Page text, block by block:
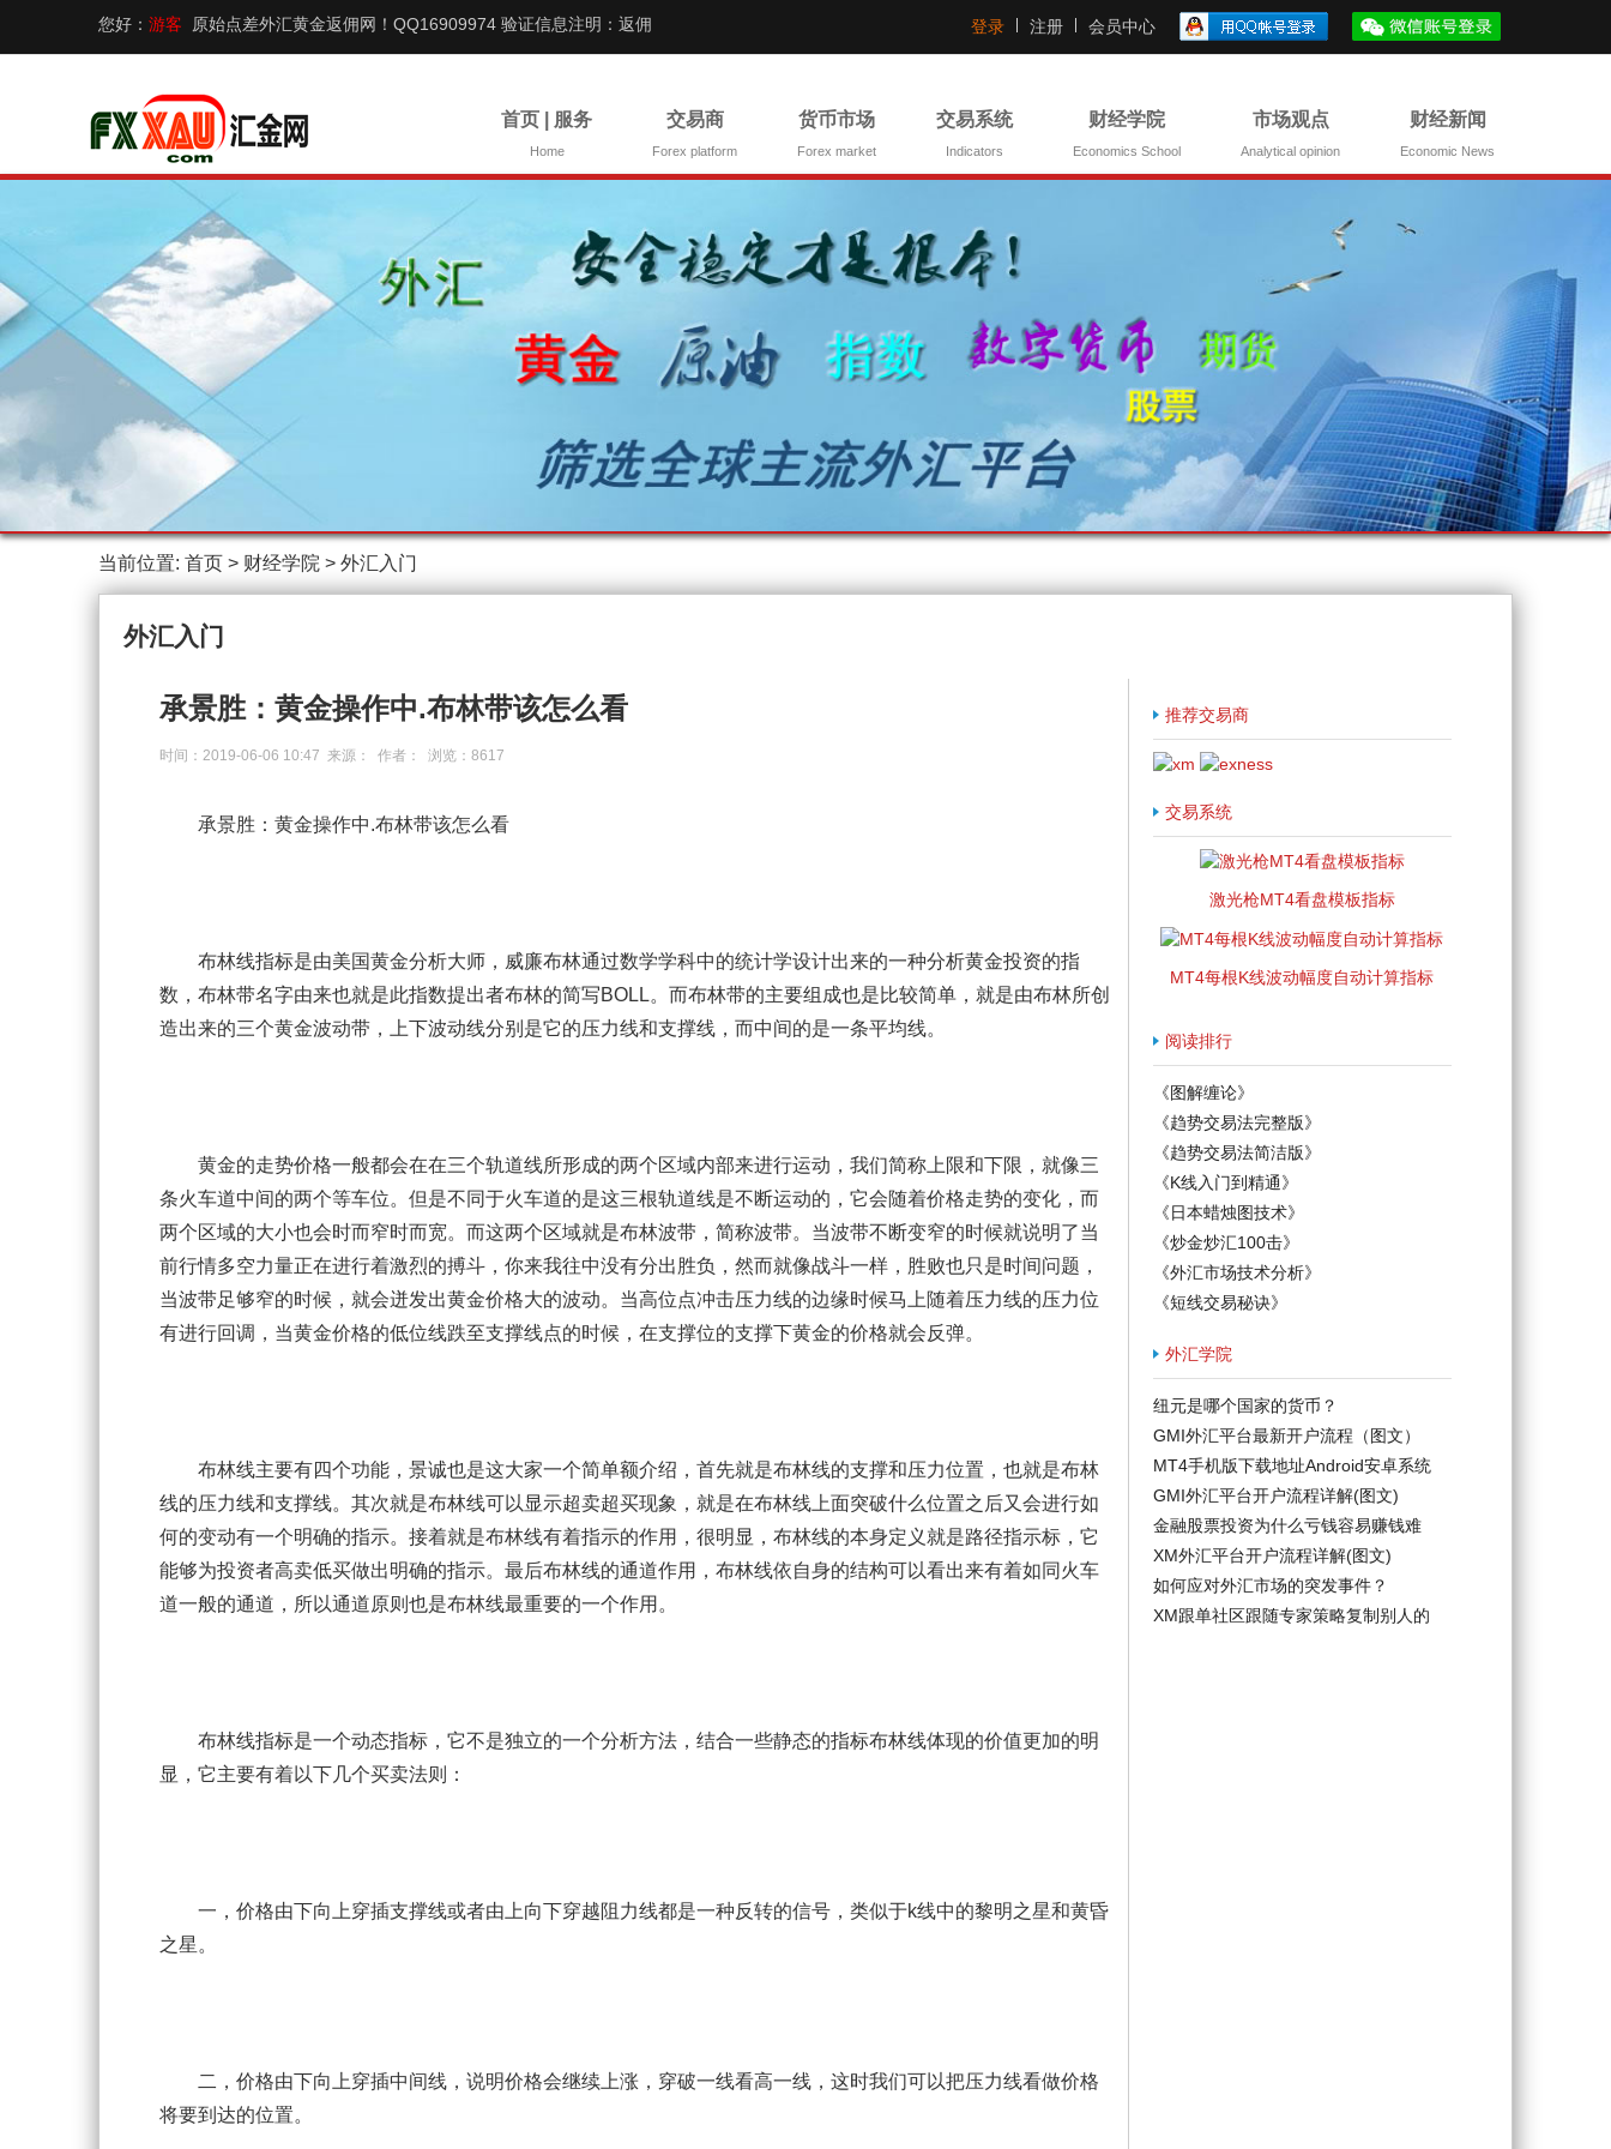
您好： 游客 原始点差外汇黄金返佣网！QQ16909974 验证信息注明：返佣 登录 注册 会员中心
首页 | 服务
Home
交易商
Forex platform
货币市场
Forex market
交易系统
Indicators
财经学院
Economics School
市场观点
Analytical opinion
财经新闻
Economic News
当前位置: 首页 > 财经学院 > 外汇入门
外汇入门
承景胜：黄金操作中.布林带该怎么看
时间：2019-06-06 10:47 来源： 作者： 浏览：8617
承景胜：黄金操作中.布林带该怎么看
布林线指标是由美国黄金分析大师，威廉布林通过数学学科中的统计学设计出来的一种分析黄金投资的指
数，布林带名字由来也就是此指数提出者布林的简写BOLL。而布林带的主要组成也是比较简单，就是由布林所创
造出来的三个黄金波动带，上下波动线分别是它的压力线和支撑线，而中间的是一条平均线。
黄金的走势价格一般都会在在三个轨道线所形成的两个区域内部来进行运动，我们简称上限和下限，就像三
条火车道中间的两个等车位。但是不同于火车道的是这三根轨道线是不断运动的，它会随着价格走势的变化，而
两个区域的大小也会时而窄时而宽。而这两个区域就是布林波带，简称波带。当波带不断变窄的时候就说明了当
前行情多空力量正在进行着激烈的搏斗，你来我往中没有分出胜负，然而就像战斗一样，胜败也只是时间问题，
当波带足够窄的时候，就会迸发出黄金价格大的波动。当高位点冲击压力线的边缘时候马上随着压力线的压力位
有进行回调，当黄金价格的低位线跌至支撑线点的时候，在支撑位的支撑下黄金的价格就会反弹。
布林线主要有四个功能，景诚也是这大家一个简单额介绍，首先就是布林线的支撑和压力位置，也就是布林
线的压力线和支撑线。其次就是布林线可以显示超卖超买现象，就是在布林线上面突破什么位置之后又会进行如
何的变动有一个明确的指示。接着就是布林线有着指示的作用，很明显，布林线的本身定义就是路径指示标，它
能够为投资者高卖低买做出明确的指示。最后布林线的通道作用，布林线依自身的结构可以看出来有着如同火车
道一般的通道，所以通道原则也是布林线最重要的一个作用。
布林线指标是一个动态指标，它不是独立的一个分析方法，结合一些静态的指标布林线体现的价值更加的明
显，它主要有着以下几个买卖法则：
一，价格由下向上穿插支撑线或者由上向下穿越阻力线都是一种反转的信号，类似于k线中的黎明之星和黄昏
之星。
二，价格由下向上穿插中间线，说明价格会继续上涨，穿破一线看高一线，这时我们可以把压力线看做价格
将要到达的位置。
推荐交易商
交易系统
激光枪MT4看盘模板指标
MT4每根K线波动幅度自动计算指标
阅读排行
《图解缠论》
《趋势交易法完整版》
《趋势交易法简洁版》
《K线入门到精通》
《日本蜡烛图技术》
《炒金炒汇100击》
《外汇市场技术分析》
《短线交易秘诀》
外汇学院
纽元是哪个国家的货币？
GMI外汇平台最新开户流程（图文）
MT4手机版下载地址Android安卓系统
GMI外汇平台开户流程详解(图文)
金融股票投资为什么亏钱容易赚钱难
XM外汇平台开户流程详解(图文)
如何应对外汇市场的突发事件？
XM跟单社区跟随专家策略复制别人的